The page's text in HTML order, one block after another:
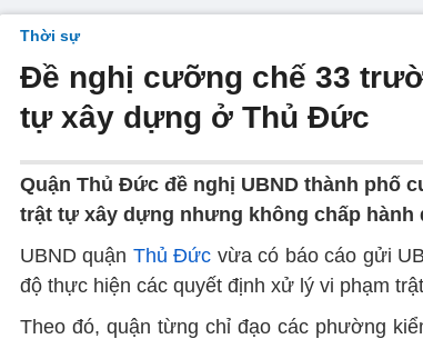
Thời sự
Đề nghị cưỡng chế 33
tự xây dựng ở Thủ Đức
Quận Thủ Đức đề nghị UBND thành phố
trật tự xây dựng nhưng không chấp hành
UBND quận Thủ Đức vừa có báo cáo gửi
độ thực hiện các quyết định xử lý vi phạm
Theo đó, quận từng chỉ đạo các phường